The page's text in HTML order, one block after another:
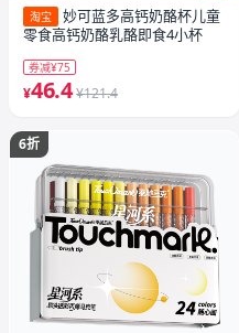
淘宝
妙可蓝多高钙奶酪杯儿童
零食高钙奶酪乳酪即食4小杯
券减¥75
¥46.4 ¥121.4
6折